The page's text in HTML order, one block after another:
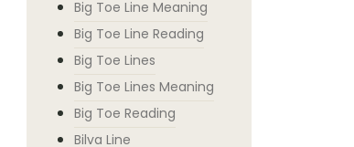
Big Toe Line Meaning
Big Toe Line Reading
Big Toe Lines
Big Toe Lines Meaning
Big Toe Reading
Bilva Line